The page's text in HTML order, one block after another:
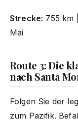
Strecke: 755 km |
Mai
Route 3: Die
nach Santa
Folgen Sie der
zum Pazifik.